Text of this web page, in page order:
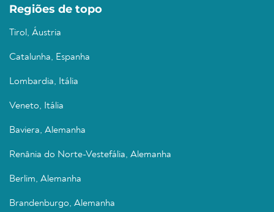
Regiões de topo
Tirol, Áustria
Catalunha, Espanha
Lombardia, Itália
Veneto, Itália
Baviera, Alemanha
Renânia do Norte-Vestefália, Alemanha
Berlim, Alemanha
Brandenburgo, Alemanha